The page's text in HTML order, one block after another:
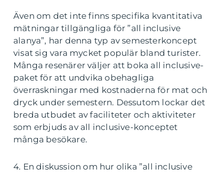
Även om det inte finns specifika kvantitativa
mätningar tillgängliga för ”all inclusive
alanya”, har denna typ av semesterkoncept
visat sig vara mycket populär bland turister.
Många resenärer väljer att boka all inclusive-
paket för att undvika obehagliga
överraskningar med kostnaderna för mat och
dryck under semestern. Dessutom lockar det
breda utbudet av faciliteter och aktiviteter
som erbjuds av all inclusive-konceptet
många besökare.
4. En diskussion om hur olika ”all inclusive